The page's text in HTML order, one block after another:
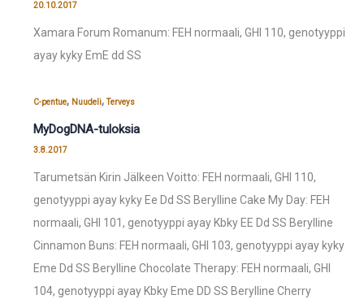
20.10.2017
Xamara Forum Romanum: FEH normaali, GHI 110, genotyyppi
ayay kyky EmE dd SS
C-pentue, Nuudeli, Terveys
MyDogDNA-tuloksia
3.8.2017
Tarumetsän Kirin Jälkeen Voitto: FEH normaali, GHI 110,
genotyyppi ayay kyky Ee Dd SS Berylline Cake My Day: FEH
normaali, GHI 101, genotyyppi ayay Kbky EE Dd SS Berylline
Cinnamon Buns: FEH normaali, GHI 103, genotyyppi ayay kyky
Eme Dd SS Berylline Chocolate Therapy: FEH normaali, GHI
104, genotyyppi ayay Kbky Eme DD SS Berylline Cherry